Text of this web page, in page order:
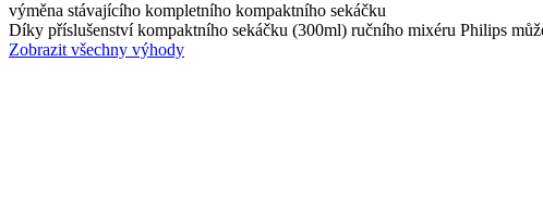
výměna stávajícího kompletního kompaktního sekáčku
Díky příslušenství kompaktního sekáčku (300ml) ručního mixéru Philips
Zobrazit všechny výhody